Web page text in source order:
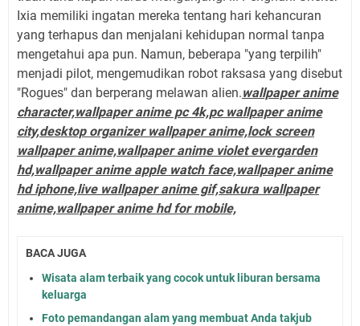
Ixia memiliki ingatan mereka tentang hari kehancuran
yang terhapus dan menjalani kehidupan normal tanpa
mengetahui apa pun. Namun, beberapa "yang terpilih"
menjadi pilot, mengemudikan robot raksasa yang disebut
"Rogues" dan berperang melawan alien.wallpaper anime
character,wallpaper anime pc 4k,pc wallpaper anime
city,desktop organizer wallpaper anime,lock screen
wallpaper anime,wallpaper anime violet evergarden
hd,wallpaper anime apple watch face,wallpaper anime
hd iphone,live wallpaper anime gif,sakura wallpaper
anime,wallpaper anime hd for mobile,
BACA JUGA
Wisata alam terbaik yang cocok untuk liburan bersama
keluarga
Foto pemandangan alam yang membuat Anda takjub